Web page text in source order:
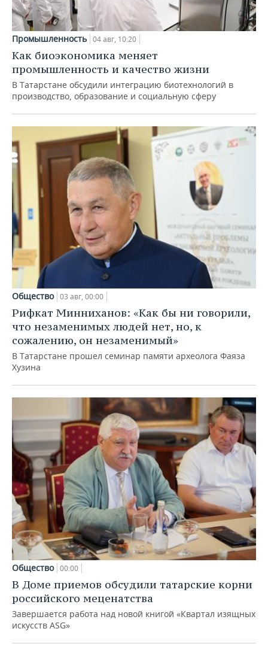
Промышленность 04 авг, 10:20
Как биоэкономика меняет
промышленность и качество жизни
В Татарстане обсудили интеграцию биотехнологий в
производство, образование и социальную сферу
Общество 03 авг, 00:00
Рифкат Минниханов: «Как бы ни говорили,
что незаменимых людей нет, но, к
сожалению, он незаменимый»
В Татарстане прошел семинар памяти археолога Фаяза
Хузина
Общество 00:00
В Доме приемов обсудили татарские корни
российского меценатства
Завершается работа над новой книгой «Квартал изящных
искусств ASG»